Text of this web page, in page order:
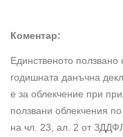
Коментар:
Единственото
годишната данъчна
е за облекчение при
ползвани облекчения
на чл. 23, ал. 2 от